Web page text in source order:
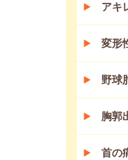
アキ
変形
野球
胸郭
首の